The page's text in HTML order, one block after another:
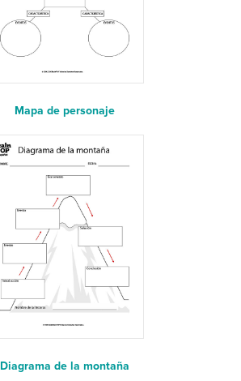
Mapa de personaje
Diagrama de la montaña